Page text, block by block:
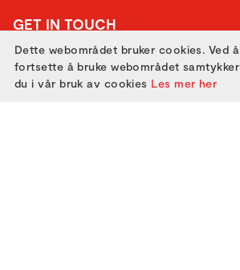
GET IN TOUCH
Dette webområdet bruker cookies. Ved å
fortsette å bruke webområdet samtykker
du i vår bruk av cookies Les mer her